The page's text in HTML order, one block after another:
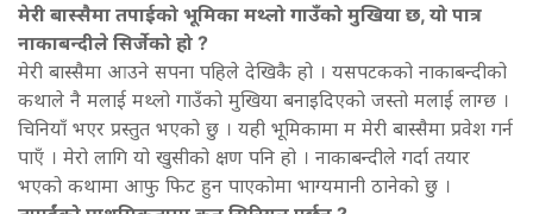
मेरी बास्सैमा तपाईको भूमिका मथ्लो गाउँको मुखिया छ, यो पात्र
नाकाबन्दीले सिर्जेको हो ?
मेरी बास्सैमा आउने सपना पहिले देखिकै हो । यसपटकको नाकाबन्दीको
कथाले नै मलाई मथ्लो गाउँको मुखिया बनाइदिएको जस्तो मलाई लाग्छ ।
चिनियाँ भएर प्रस्तुत भएको छु । यही भूमिकामा म मेरी बास्सैमा प्रवेश गर्न
पाएँ । मेरो लागि यो खुसीको क्षण पनि हो । नाकाबन्दीले गर्दा तयार
भएको कथामा आफु फिट हुन पाएकोमा भाग्यमानी ठानेको छु ।